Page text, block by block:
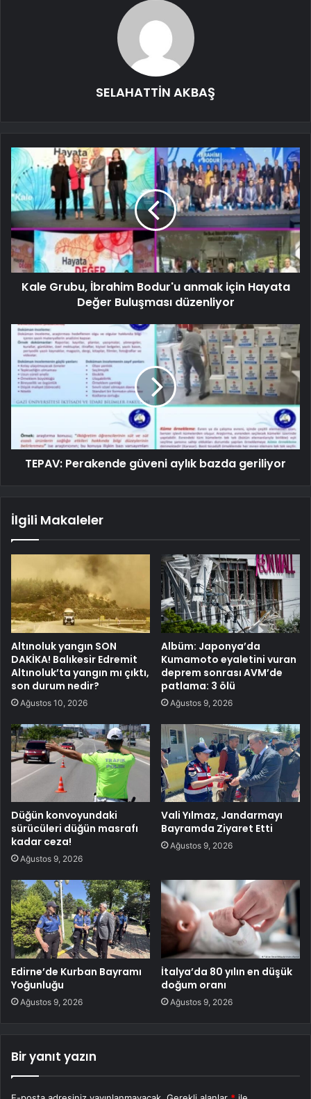
SELAHATTİN AKBAŞ
Kale Grubu, İbrahim Bodur'u anmak için Hayata
Değer Buluşması düzenliyor
TEPAV: Perakende güveni aylık bazda geriliyor
İlgili Makaleler
Altınoluk yangın SON
DAKİKA! Balıkesir Edremit
Altınoluk’ta yangın mı çıktı,
son durum nedir?
Ağustos 10, 2026
Albüm: Japonya’da
Kumamoto eyaletini vuran
deprem sonrası AVM’de
patlama: 3 ölü
Ağustos 9, 2026
Düğün konvoyundaki
sürücüleri düğün masrafı
kadar ceza!
Ağustos 9, 2026
Vali Yılmaz, Jandarmayı
Bayramda Ziyaret Etti
Ağustos 9, 2026
Edirne’de Kurban Bayramı
Yoğunluğu
Ağustos 9, 2026
İtalya’da 80 yılın en düşük
doğum oranı
Ağustos 9, 2026
Bir yanıt yazın